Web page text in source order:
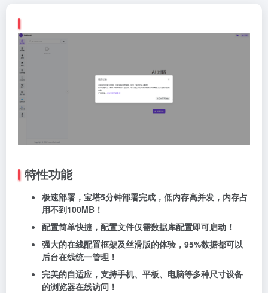
特性功能
极速部署，宝塔5分钟部署完成，低内存高并发，内存占
用不到100MB！
配置简单快捷，配置文件仅需数据库配置即可启动！
强大的在线配置框架及丝滑版的体验，95%数据都可以
后台在线统一管理！
完美的自适应，支持手机、平板、电脑等多种尺寸设备
的浏览器在线访问！